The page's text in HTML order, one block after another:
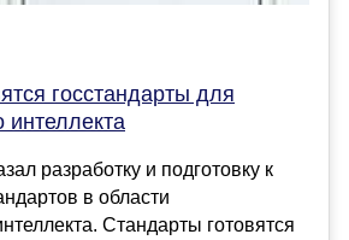
госстандарты для
интеллекта
разработку и подготовку к
в области
Стандарты готовятся